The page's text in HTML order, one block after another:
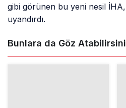
gibi görünen bu yeni nesil
uyandırdı.
Bunlara da Göz